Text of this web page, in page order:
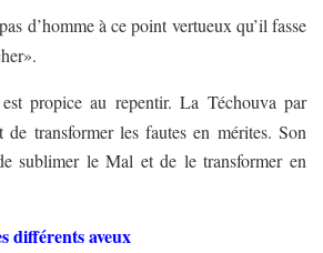
d’homme à ce point vertueux qu’il fasse
propice au repentir. La Téchouva par
transformer les fautes en mérites. Son
sublimer le Mal et de le transformer en
différents aveux